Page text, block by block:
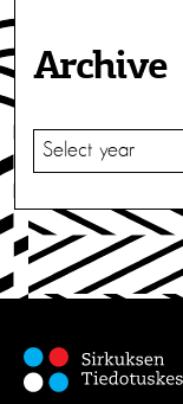
Archive
V
I
T
S
E